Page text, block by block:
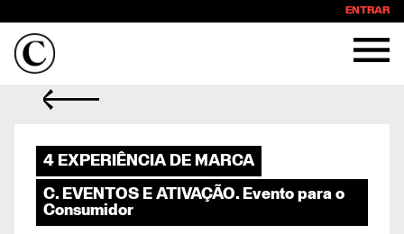
ENTRAR
4 EXPERIÊNCIA DE MARCA
C. EVENTOS E ATIVAÇÃO. Evento para o
Consumidor